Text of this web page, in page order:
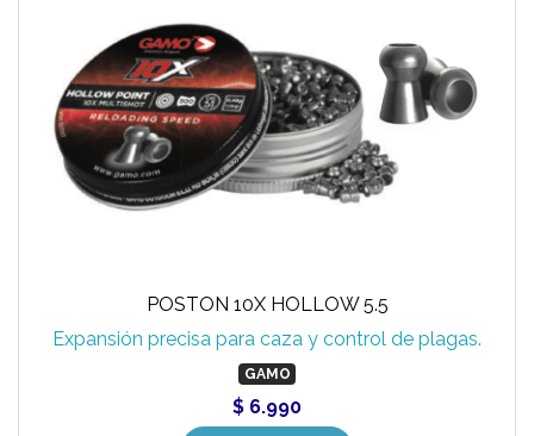
POSTON 10X HOLLOW 5.5
Expansión precisa para caza y control de plagas.
GAMO
$ 6.990